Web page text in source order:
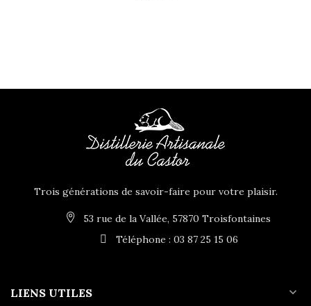
Trois générations de savoir-faire pour votre plaisir.
53 rue de la Vallée, 57870 Troisfontaines
Téléphone : 03 87 25 15 06
LIENS UTILES expand_more